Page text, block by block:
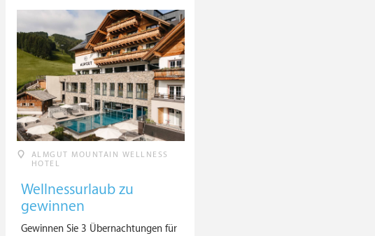
ALMGUT MOUNTAIN WELLNESS
HOTEL
Wellnessurlaub zu
gewinnen
Gewinnen Sie 3 Übernachtungen für